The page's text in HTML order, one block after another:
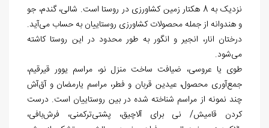
نزدیک به 8 هکتار زمین کشاورزی در روستا است. شالی، گندم، جو
و هندوانه از جمله محصولات کشاورزی روستاییان به حساب می‌آید.
درختان انار، انجیر و انگور به طور محدود در این روستا کاشته
می‌شود.
طوی یا عروسی، ضیافت‌ ساخت منزل نو، مراسم ‌یوور قیرقیم،
جمع‌آوری محصول، عیدین قربان و فطر، مراسم یارمضان و آق‌آش
چند نمونه از مراسم شناخته شده در بین روستاییان است. درست
کردن ‌قامیش/ نی برای آلاچیق، پشتی‌ترکمنی، فرش‌بافی،